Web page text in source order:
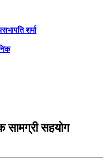
शर्मा
सामग्री सहयोग